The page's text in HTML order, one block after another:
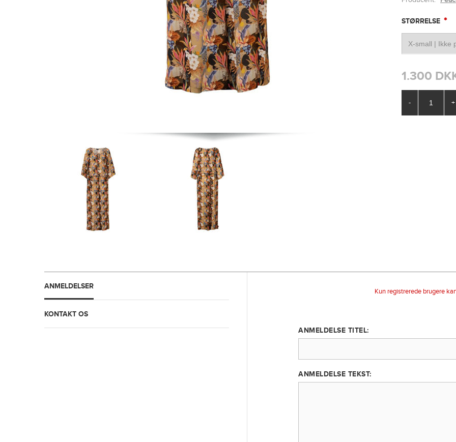
STØRRELSE *
1.300
- +
ANMELDELSER
KONTAKT OS
Kun registrerede brugere
ANMELDELSE TITEL:
ANMELDELSE TEKST: